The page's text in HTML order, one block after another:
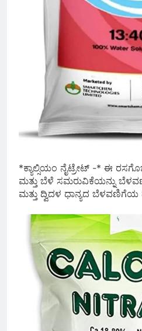
*ಕ್ಯಾಲ್ಸಿಯಂ ನೈಟ್ರೇಟ್ -* ಈ
ಮತ್ತು ಬೆಳೆ ಸಮರುವಿಕೆಯನ್ನು
ಮತ್ತು ದ್ವಿದಳ ಧಾನ್ಯದ ಬೆಳವಣಿಗೆಯ